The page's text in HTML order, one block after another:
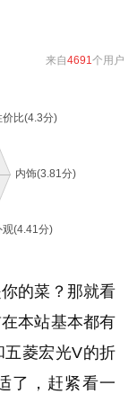
来自4691个用户
的菜？那就看
本站基本都有
菱宏光V的折
了，赶紧看一